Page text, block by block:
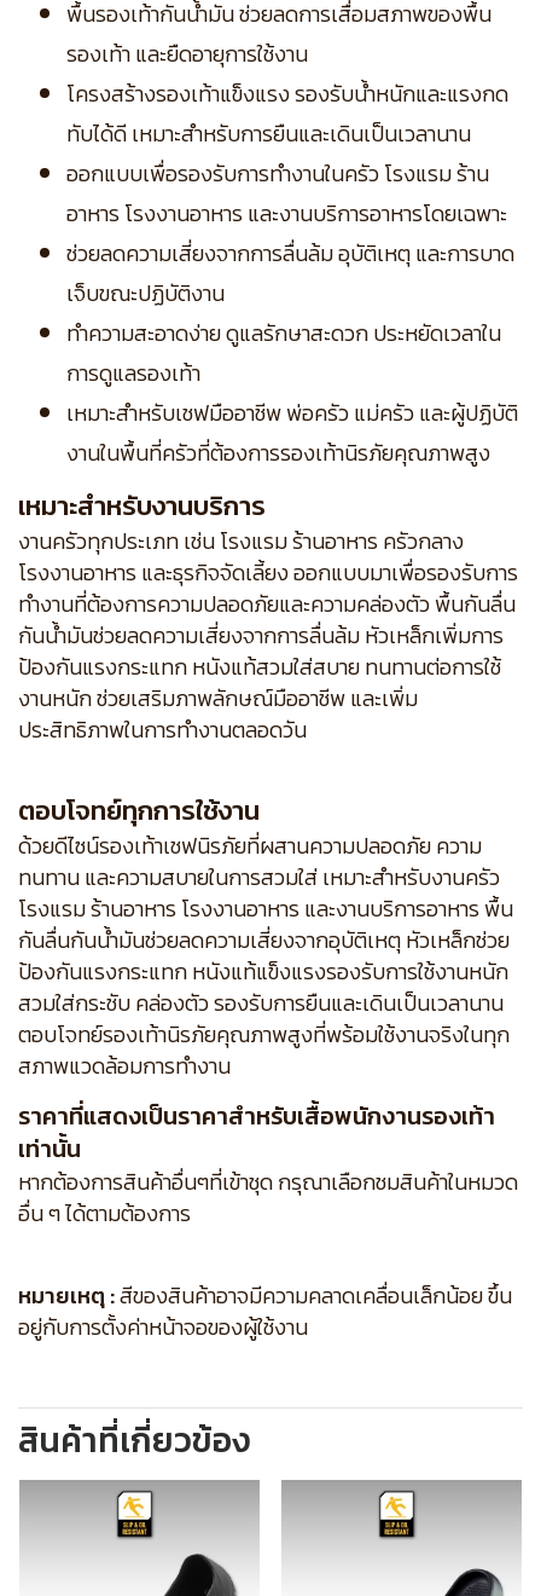
พื้นรองเท้ากันน้ำมัน ช่วยลดการเสื่อมสภาพของพื้น
รองเท้า และยืดอายุการใช้งาน
โครงสร้างรองเท้าแข็งแรง รองรับน้ำหนักและแรงกด
ทับได้ดี เหมาะสำหรับการยืนและเดินเป็นเวลานาน
ออกแบบเพื่อรองรับการทำงานในครัว โรงแรม ร้าน
อาหาร โรงงานอาหาร และงานบริการอาหารโดยเฉพาะ
ช่วยลดความเสี่ยงจากการลื่นล้ม อุบัติเหตุ และการบาด
เจ็บขณะปฏิบัติงาน
ทำความสะอาดง่าย ดูแลรักษาสะดวก ประหยัดเวลาใน
การดูแลรองเท้า
เหมาะสำหรับเชฟมืออาชีพ พ่อครัว แม่ครัว และผู้ปฏิบัติ
งานในพื้นที่ครัวที่ต้องการรองเท้านิรภัยคุณภาพสูง
เหมาะสำหรับงานบริการ
งานครัวทุกประเภท เช่น โรงแรม ร้านอาหาร ครัวกลาง
โรงงานอาหาร และธุรกิจจัดเลี้ยง ออกแบบมาเพื่อรองรับการ
ทำงานที่ต้องการความปลอดภัยและความคล่องตัว พื้นกันลื่น
กันน้ำมันช่วยลดความเสี่ยงจากการลื่นล้ม หัวเหล็กเพิ่มการ
ป้องกันแรงกระแทก หนังแท้สวมใส่สบาย ทนทานต่อการใช้
งานหนัก ช่วยเสริมภาพลักษณ์มืออาชีพ และเพิ่ม
ประสิทธิภาพในการทำงานตลอดวัน
ตอบโจทย์ทุกการใช้งาน
ด้วยดีไซน์รองเท้าเชฟนิรภัยที่ผสานความปลอดภัย ความ
ทนทาน และความสบายในการสวมใส่ เหมาะสำหรับงานครัว
โรงแรม ร้านอาหาร โรงงานอาหาร และงานบริการอาหาร พื้น
กันลื่นกันน้ำมันช่วยลดความเสี่ยงจากอุบัติเหตุ หัวเหล็กช่วย
ป้องกันแรงกระแทก หนังแท้แข็งแรงรองรับการใช้งานหนัก
สวมใส่กระชับ คล่องตัว รองรับการยืนและเดินเป็นเวลานาน
ตอบโจทย์รองเท้านิรภัยคุณภาพสูงที่พร้อมใช้งานจริงในทุก
สภาพแวดล้อมการทำงาน
ราคาที่แสดงเป็นราคาสำหรับเสื้อพนักงานรองเท้า
เท่านั้น
หากต้องการสินค้าอื่นๆที่เข้าชุด กรุณาเลือกชมสินค้าในหมวด
อื่น ๆ ได้ตามต้องการ
หมายเหตุ :สีของสินค้าอาจมีความคลาดเคลื่อนเล็กน้อย ขึ้น
อยู่กับการตั้งค่าหน้าจอของผู้ใช้งาน
สินค้าที่เกี่ยวข้อง